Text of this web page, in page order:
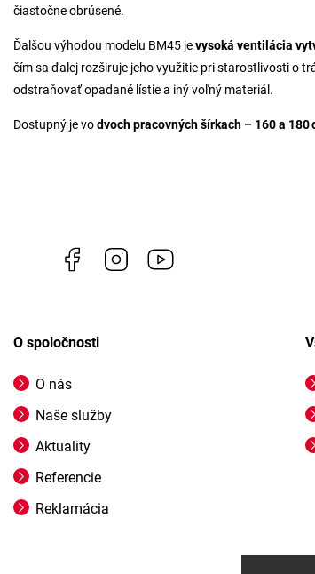
čiastočne obrúsené.
Ďalšou výhodou modelu BM45 jevysoká ventilácia
čím sa ďalej rozširuje jeho využitie pri starostlivosti o
odstraňovať opadané lístie a iný voľný materiál.
Dostupný je vodvoch pracovných šírkach – 160 a 180
Facebook Instagram
O spoločnosti
O nás
Naše služby
Aktuality
Referencie
Reklamácia